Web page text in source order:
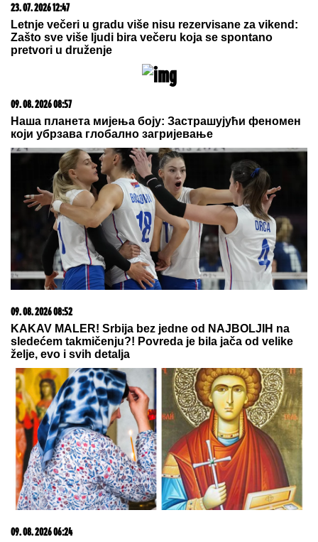
NEVIĐENONASILjE U SOPOTU:
Amerikanac nasred ulice pretukao
suprugu štapom, pa pobegao od
Ana Radulović prebolela Mirčeta,
otkrila koliko ju je NOVI MUŠKARAC
OBORIO S NOGU: "Nikad pre nisam
bila ovako zaljubljena"
Ana Nikolić šokirala: Otkrila kako je Rale kažnjava,
evo šta joj radi iza zatvorenih vrata!
DŽEJEVA NAJVEĆA LJUBAV DANAS
PROSLAVLJA ROĐENDANEvo kako
Andrijana sada izgleda: Nije u
kontaktu sa njegovim ćerkama, a
jedan detalj svi komentarišu